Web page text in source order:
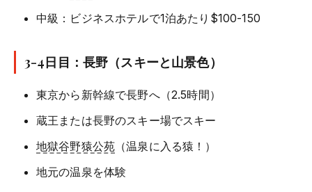
中級：ビジネスホテルで1泊あたり$100-150
3-4日目：長野（スキーと山景色）
東京から新幹線で長野へ（2.5時間）
蔵王または長野のスキー場でスキー
地獄谷野猿公苑 （温泉に入る猿！）
地元の温泉を体験